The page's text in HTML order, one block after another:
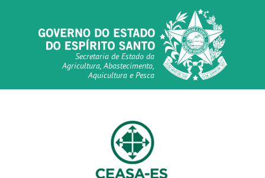
Secretaria de Estado da
Agricultura, Abastecimento,
Aquicultura e Pesca